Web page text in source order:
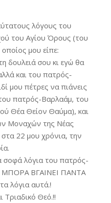
λόγους του
του Αγίου Όρους (του
μου είπε:
δουλειά σου κι εγώ θα
και του πατρός-
μου πέτρες να πιάνεις
πατρός-Βαρλαάμ, του
Θέα Θείον Θαύμα), και
Μοναχών της Νέας
22 μου χρόνια, την
σοφά λόγια του πατρός-
ΒΓΑΙΝΕΙ ΠΑΝΤΑ
λόγια αυτά.!
Τριαδικό Θεό.!!